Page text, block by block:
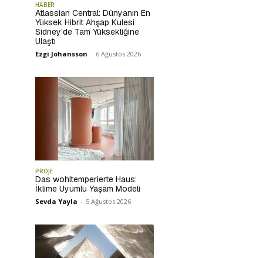
HABER
Atlassian Central: Dünyanın En
Yüksek Hibrit Ahşap Kulesi
Sidney’de Tam Yüksekliğine
Ulaştı
Ezgi Johansson - 6 Ağustos 2026
PROJE
Das wohltemperierte Haus:
İklime Uyumlu Yaşam Modeli
Sevda Yayla - 5 Ağustos 2026